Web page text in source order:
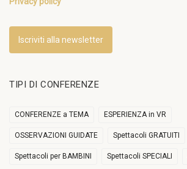
Iscriviti alla newsletter
TIPI DI CONFERENZE
CONFERENZE a TEMA ESPERIENZA in VR
OSSERVAZIONI GUIDATE Spettacoli GRATUITI
Spettacoli per BAMBINI Spettacoli SPECIALI